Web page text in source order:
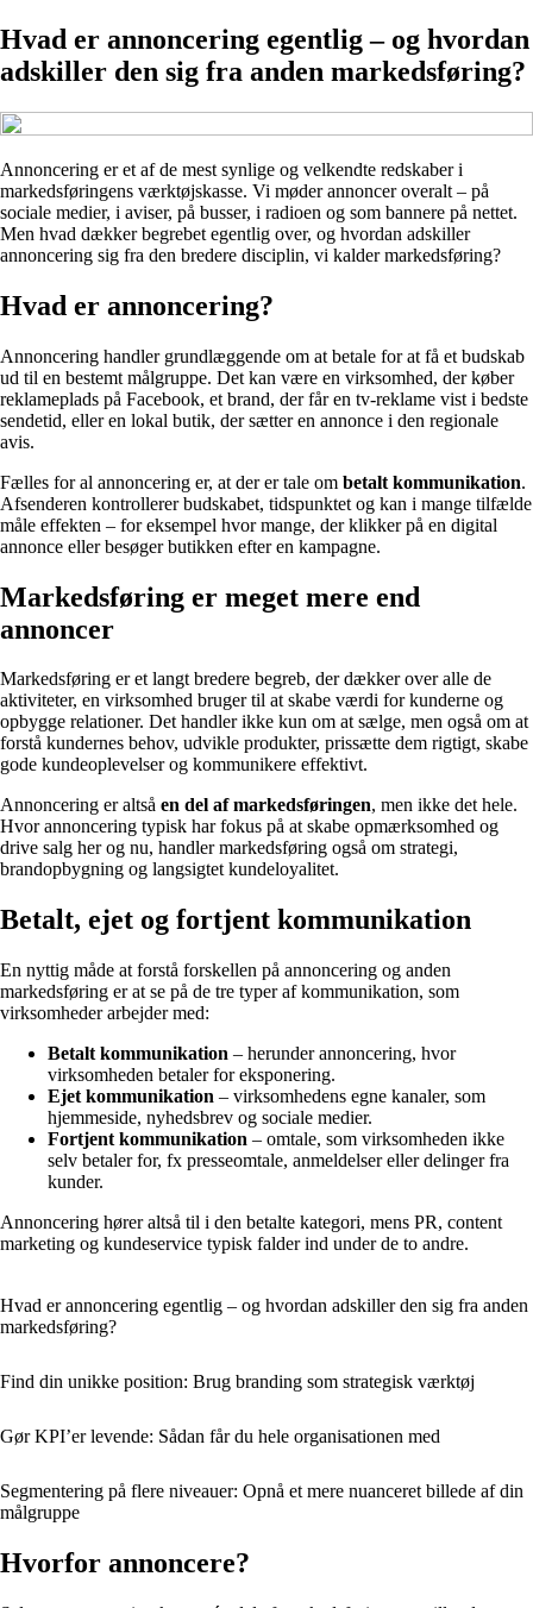
Hvad er annoncering egentlig – og hvordan
adskiller den sig fra anden markedsføring?
Annoncering er et af de mest synlige og velkendte redskaber i
markedsføringens værktøjskasse. Vi møder annoncer overalt – på
sociale medier, i aviser, på busser, i radioen og som bannere på nettet.
Men hvad dækker begrebet egentlig over, og hvordan adskiller
annoncering sig fra den bredere disciplin, vi kalder markedsføring?
Hvad er annoncering?
Annoncering handler grundlæggende om at betale for at få et budskab
ud til en bestemt målgruppe. Det kan være en virksomhed, der køber
reklameplads på Facebook, et brand, der får en tv-reklame vist i bedste
sendetid, eller en lokal butik, der sætter en annonce i den regionale
avis.
Fælles for al annoncering er, at der er tale om betalt kommunikation.
Afsenderen kontrollerer budskabet, tidspunktet og kan i mange tilfælde
måle effekten – for eksempel hvor mange, der klikker på en digital
annonce eller besøger butikken efter en kampagne.
Markedsføring er meget mere end
annoncer
Markedsføring er et langt bredere begreb, der dækker over alle de
aktiviteter, en virksomhed bruger til at skabe værdi for kunderne og
opbygge relationer. Det handler ikke kun om at sælge, men også om at
forstå kundernes behov, udvikle produkter, prissætte dem rigtigt, skabe
gode kundeoplevelser og kommunikere effektivt.
Annoncering er altså en del af markedsføringen, men ikke det hele.
Hvor annoncering typisk har fokus på at skabe opmærksomhed og
drive salg her og nu, handler markedsføring også om strategi,
brandopbygning og langsigtet kundeloyalitet.
Betalt, ejet og fortjent kommunikation
En nyttig måde at forstå forskellen på annoncering og anden
markedsføring er at se på de tre typer af kommunikation, som
virksomheder arbejder med:
Betalt kommunikation – herunder annoncering, hvor
virksomheden betaler for eksponering.
Ejet kommunikation – virksomhedens egne kanaler, som
hjemmeside, nyhedsbrev og sociale medier.
Fortjent kommunikation – omtale, som virksomheden ikke
selv betaler for, fx presseomtale, anmeldelser eller delinger fra
kunder.
Annoncering hører altså til i den betalte kategori, mens PR, content
marketing og kundeservice typisk falder ind under de to andre.
Hvad er annoncering egentlig – og hvordan adskiller den sig fra anden
markedsføring?
Find din unikke position: Brug branding som strategisk værktøj
Gør KPI’er levende: Sådan får du hele organisationen med
Segmentering på flere niveauer: Opnå et mere nuanceret billede af din
målgruppe
Hvorfor annoncere?